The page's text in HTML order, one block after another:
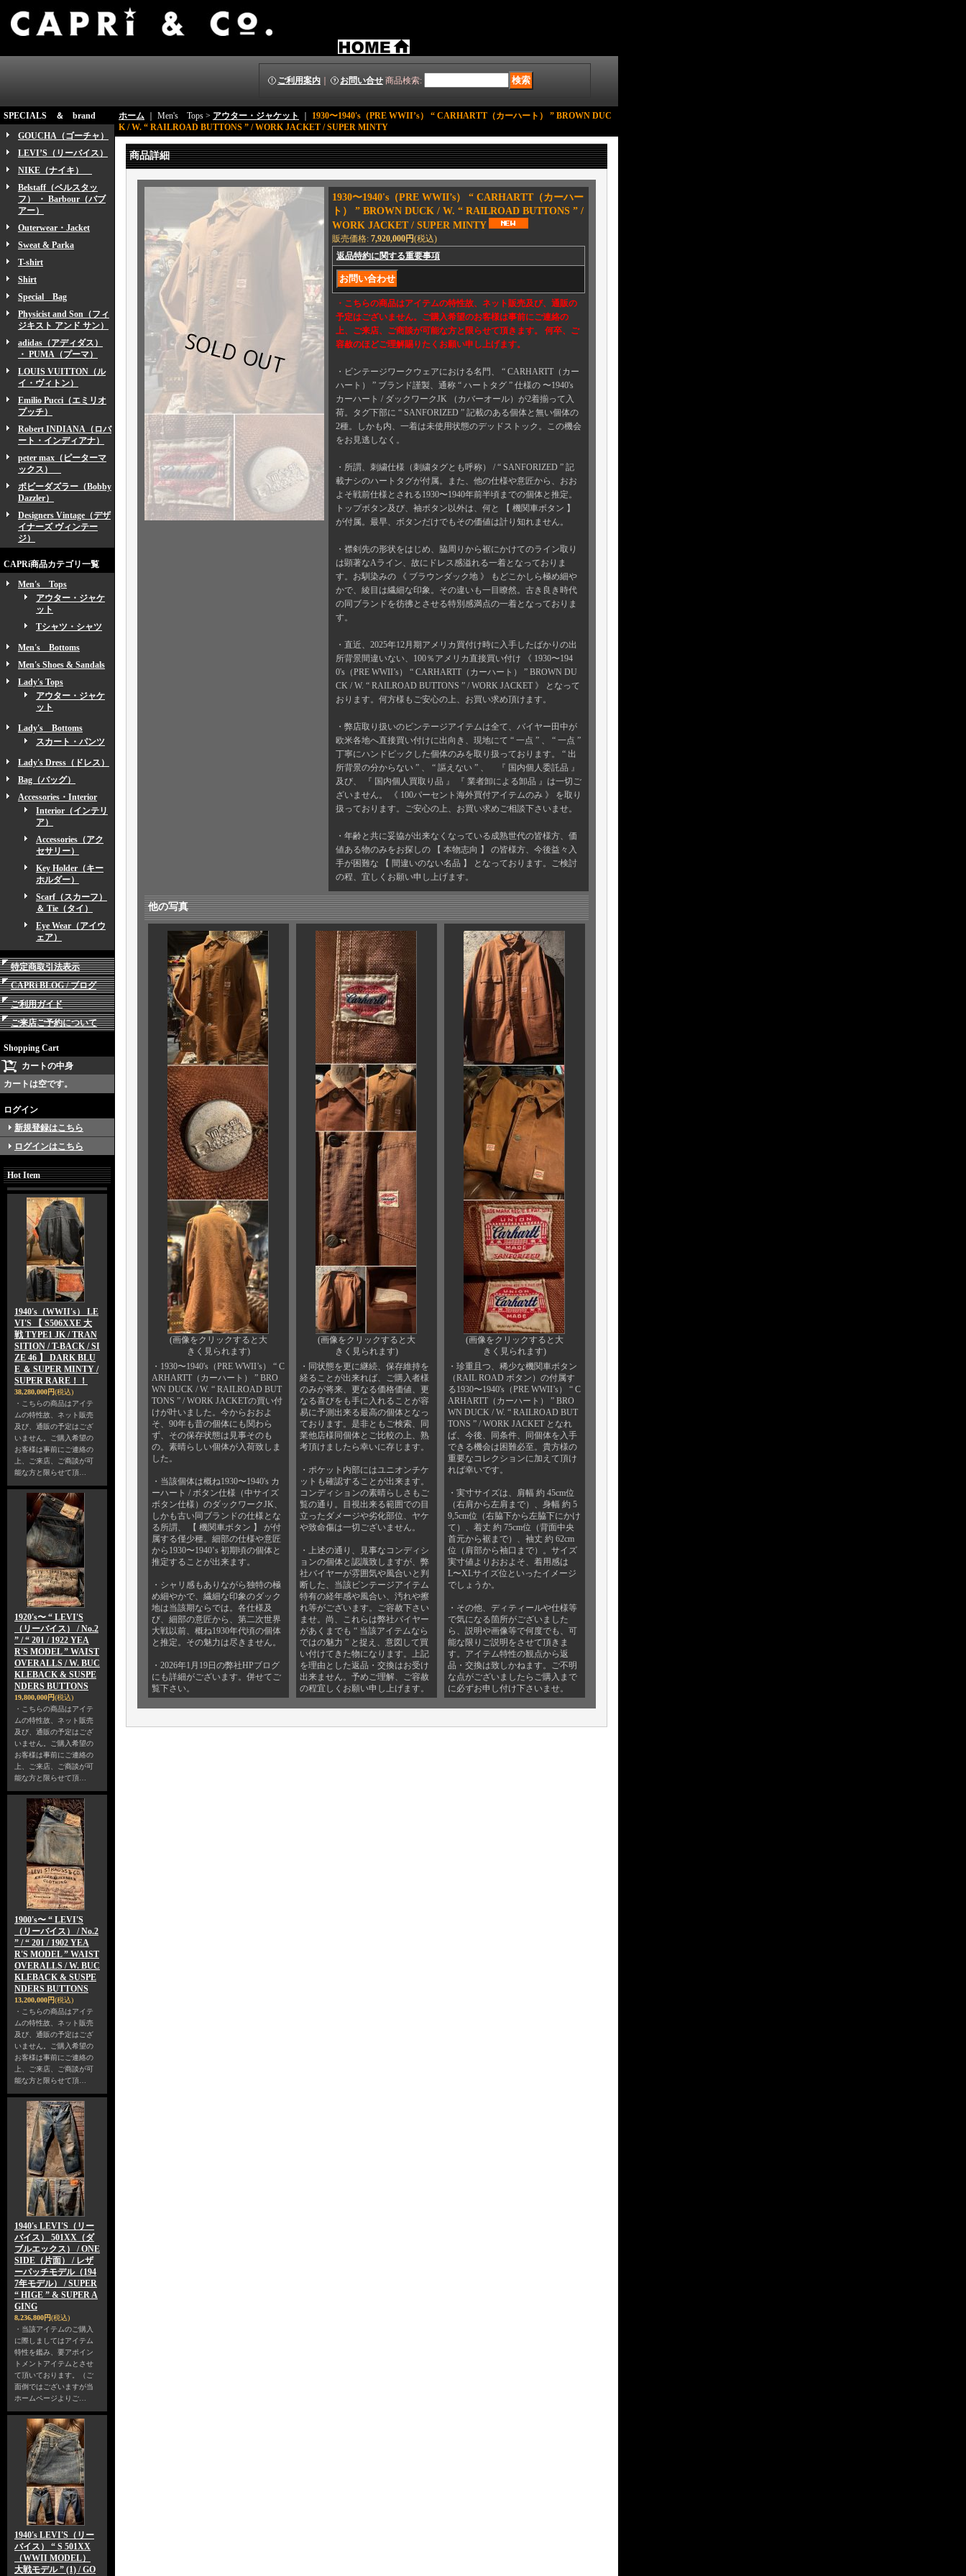
ご利用案内 お問い合せ 商品検索:
SPECIALS ＆ brand
GOUCHA（ゴーチャ）
LEVI’S（リーバイス）
NIKE（ナイキ）
Belstaff（ベルスタッ
フ） ・ Barbour（バブ
アー）
Outerwear・Jacket
Sweat & Parka
T-shirt
Shirt
Special Bag
Physicist and Son（フィ
ジキスト アンド サン）
adidas（アディダス）
・ PUMA（プーマ）
LOUIS VUITTON（ル
イ・ヴィトン）
Emilio Pucci（エミリオ
プッチ）
Robert INDIANA（ロバ
ート・インディアナ）
peter max（ピーターマ
ックス）
ボビーダズラー（Bobby
Dazzler）
Designers Vintage（デザ
イナーズ ヴィンテー
ジ）
CAPRi商品カテゴリ一覧
Men's Tops
アウター・ジャケ
ット
Tシャツ・シャツ
Men's Bottoms
Men's Shoes & Sandals
Lady's Tops
アウター・ジャケ
ット
Lady's Bottoms
スカート・パンツ
Lady's Dress（ドレス）
Bag（バッグ）
Accessories・Interior
Interior（インテリ
ア）
Accessories（アク
セサリー）
Key Holder（キー
ホルダー）
Scarf（スカーフ）
＆ Tie（タイ）
Eye Wear（アイウ
ェア）
特定商取引法表示
CAPRi BLOG / ブログ
ご利用ガイド
ご来店ご予約について
Shopping Cart
カートの中身
カートは空です。
ログイン
新規登録はこちら
ログインはこちら
Hot Item
1940's（WWII's） LE
VI'S 【 S506XXE 大
戦 TYPE1 JK / TRAN
SITION / T-BACK / SI
ZE 46 】 DARK BLU
E ＆ SUPER MINTY /
SUPER RARE！！
38,280,000円(税込)
・こちらの商品はアイテ
ムの特性故、ネット販売
及び、通販の予定はござ
いません。ご購入希望の
お客様は事前にご連絡の
上、ご来店、ご商談が可
能な方と限らせて頂…
1920's〜 “ LEVI'S
（リーバイス） / No.2
” / “ 201 / 1922 YEA
R'S MODEL ” WAIST
OVERALLS / W. BUC
KLEBACK & SUSPE
NDERS BUTTONS
19,800,000円(税込)
・こちらの商品はアイテ
ムの特性故、ネット販売
及び、通販の予定はござ
いません。ご購入希望の
お客様は事前にご連絡の
上、ご来店、ご商談が可
能な方と限らせて頂…
1900's〜 “ LEVI'S
（リーバイス） / No.2
” / “ 201 / 1902 YEA
R'S MODEL ” WAIST
OVERALLS / W. BUC
KLEBACK & SUSPE
NDERS BUTTONS
13,200,000円(税込)
・こちらの商品はアイテ
ムの特性故、ネット販売
及び、通販の予定はござ
いません。ご購入希望の
お客様は事前にご連絡の
上、ご来店、ご商談が可
能な方と限らせて頂…
1940's LEVI'S（リー
バイス） 501XX（ダ
ブルエックス） / ONE
SIDE（片面） / レザ
ーパッチモデル（194
7年モデル） / SUPER
“ HIGE ” & SUPER A
GING
8,236,800円(税込)
・当該アイテムのご購入
に際しましてはアイテム
特性を鑑み、要アポイン
トメントアイテムとさせ
て頂いております。（ご
面倒ではございますが当
ホームページよりご…
1940's LEVI'S（リー
バイス） “ S 501XX
（WWII MODEL）
大戦モデル ” (1) / GO
ホーム ｜ Men's Tops > アウター・ジャケット
1930〜1940's（PRE WWII’s） “ CARHARTT（カーハート） ” BROWN DUC
K / W. “ RAILROAD BUTTONS ” / WORK JACKET / SUPER MINTY
商品詳細
1930〜1940's（PRE WWII’s） “ CARHARTT（カーハー
ト） ” BROWN DUCK / W. “ RAILROAD BUTTONS ” /
WORK JACKET / SUPER MINTY
販売価格: 7,920,000円(税込)
返品特約に関する重要事項
・こちらの商品はアイテムの特性故、ネット販売及び、通販の
予定はございません。ご購入希望のお客様は事前にご連絡の
上、ご来店、ご商談が可能な方と限らせて頂きます。 何卒、ご
容赦のほどご理解賜りたくお願い申し上げます。
・ビンテージワークウェアにおける名門、 “ CARHARTT（カー
ハート） ” ブランド謹製、通称 “ ハートタグ ” 仕様の 〜1940's
カーハート / ダックワークJK （カバーオール）が2着揃って入
荷。タグ下部に “ SANFORIZED ” 記載のある個体と無い個体の
2種。しかも内、一着は未使用状態のデッドストック。この機会
をお見逃しなく。
・所謂、刺繍仕様（刺繍タグとも呼称） / “ SANFORIZED ” 記
載ナシのハートタグが付属。また、他の仕様や意匠から、おお
よそ戦前仕様とされる1930〜1940年前半頃までの個体と推定。
トップボタン及び、袖ボタン以外は、何と 【 機関車ボタン 】
が付属。最早、ボタンだけでもその価値は計り知れません。
・襟剣先の形状をはじめ、脇周りから裾にかけてのライン取り
は顕著なAライン、故にドレス感溢れる一着となっておりま
す。お馴染みの 《 ブラウンダック地 》 もどこかしら極め細や
かで、綾目は繊細な印象。その違いも一目瞭然。古き良き時代
の同ブランドを彷彿とさせる特別感満点の一着となっておりま
す。
・直近、2025年12月期アメリカ買付け時に入手したばかりの出
所背景間違いない、100％アメリカ直接買い付け 《 1930〜194
0's（PRE WWII’s） “ CARHARTT（カーハート） ” BROWN DU
CK / W. “ RAILROAD BUTTONS ” / WORK JACKET 》 となって
おります。何方様もご安心の上、お買い求め頂けます。
・弊店取り扱いのビンテージアイテムは全て、バイヤー田中が
欧米各地へ直接買い付けに出向き、現地にて “ 一点 ” 、 “ 一点 ”
丁寧にハンドピックした個体のみを取り扱っております。 “ 出
所背景の分からない ” 、 “ 謳えない ” 、 『 国内個人委託品 』
及び、 『 国内個人買取り品 』 『 業者卸による卸品 』は一切ご
ざいません。 《 100パーセント海外買付アイテムのみ 》 を取り
扱っております。ご安心の上、お買い求めご相談下さいませ。
・年齢と共に妥協が出来なくなっている成熟世代の皆様方、価
値ある物のみをお探しの 【 本物志向 】 の皆様方、今後益々入
手が困難な 【 間違いのない名品 】 となっております。ご検討
の程、宜しくお願い申し上げます。
他の写真
(画像をクリックすると大
きく見られます)
・1930〜1940's（PRE WWII’s） “ C
ARHARTT（カーハート） ” BRO
WN DUCK / W. “ RAILROAD BUT
TONS ” / WORK JACKETの買い付
けが叶いました。今からおおよ
そ、90年も昔の個体にも関わら
ず、その保存状態は見事そのも
の。素晴らしい個体が入荷致しま
した。
・当該個体は概ね1930〜1940's カ
ーハート / ボタン仕様（中サイズ
ボタン仕様）のダックワークJK、
しかも古い同ブランドの仕様とな
る所謂、 【 機関車ボタン 】 が付
属する僅少種。細部の仕様や意匠
から1930〜1940‛s 初期頃の個体と
推定することが出来ます。
・シャリ感もありながら独特の極
め細やかで、繊細な印象のダック
地は当該期ならでは。各仕様及
び、細部の意匠から、第二次世界
大戦以前、概ね1930年代頃の個体
と推定。その魅力は尽きません。
・2026年1月19日の弊社HPブログ
にも詳細がございます。併せてご
覧下さい。
(画像をクリックすると大
きく見られます)
・同状態を更に継続、保存維持を
経ることが出来れば、ご購入者様
のみが将来、更なる価格価値、更
なる喜びをも手に入れることが容
易に予測出来る最高の個体となっ
ております。是非ともご検索、同
業他店様同個体とご比較の上、熟
考頂けましたら幸いに存じます。
・ポケット内部にはユニオンチケ
ットも確認することが出来ます。
コンディションの素晴らしさもご
覧の通り。目視出来る範囲での目
立ったダメージや劣化部位、ヤケ
や致命傷は一切ございません。
・上述の通り、見事なコンディシ
ョンの個体と認識致しますが、弊
社バイヤーが雰囲気や風合いと判
断した、当該ビンテージアイテム
特有の経年感や風合い、汚れや擦
れ等がございます。ご容赦下さい
ませ。尚、これらは弊社バイヤー
があくまでも “ 当該アイテムなら
ではの魅力 ” と捉え、意図して買
い付けてきた物になります。上記
を理由とした返品・交換はお受け
出来ません。予めご理解、ご容赦
の程宜しくお願い申し上げます。
(画像をクリックすると大
きく見られます)
・珍重且つ、稀少な機関車ボタン
（RAIL ROAD ボタン）の付属す
る1930〜1940's（PRE WWII’s） “ C
ARHARTT（カーハート） ” BRO
WN DUCK / W. “ RAILROAD BUT
TONS ” / WORK JACKET となれ
ば、今後、同条件、同個体を入手
できる機会は困難必至。貴方様の
重要なコレクションに加えて頂け
れば幸いです。
・実寸サイズは、肩幅 約 45cm位
（右肩から左肩まで）、身幅 約 5
9,5cm位（右脇下から左脇下にかけ
て）、着丈 約 75cm位（背面中央
首元から裾まで）、袖丈 約 62cm
位（肩部から袖口まで）。サイズ
実寸値よりおおよそ、着用感は
L〜XLサイズ位といったイメージ
でしょうか。
・その他、ディティールや仕様等
で気になる箇所がございました
ら、説明や画像等で何度でも、可
能な限りご説明をさせて頂きま
す。アイテム特性の観点から返
品・交換は致しかねます。ご不明
な点がございましたらご購入まで
に必ずお申し付け下さいませ。